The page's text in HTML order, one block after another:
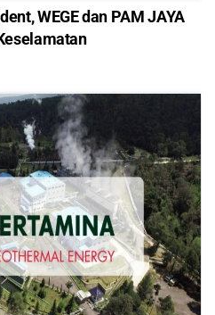
WEGE dan PAM JAYA